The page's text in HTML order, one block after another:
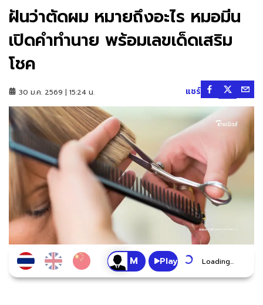
ฝันว่าตัดผม หมายถึงอะไร หมอมีน
เปิดคำทำนาย พร้อมเลขเด็ดเสริม
โชค
30 ม.ค. 2569 | 15:24 น. แชร์
Play Loading...